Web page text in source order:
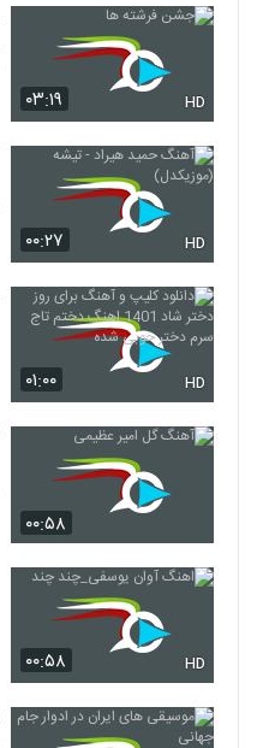
۰۳:۱۹ HD
۰۰:۲۷ HD
۰۱:۰۰ HD
۰۰:۵۸
۰۰:۵۸ HD